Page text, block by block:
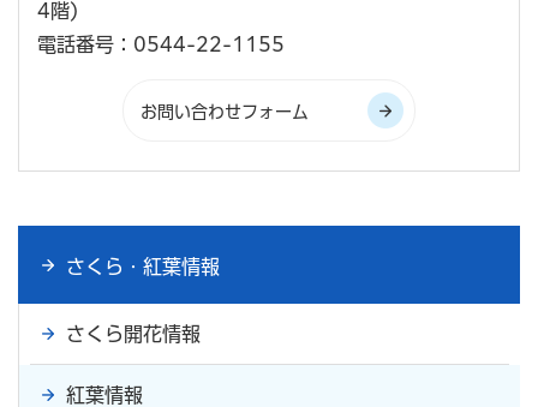
4階)
電話番号：0544-22-1155
さくら・紅葉情報
さくら開花情報
紅葉情報